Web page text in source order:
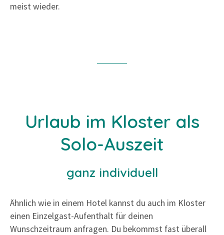
meist wieder.
Urlaub im Kloster als
Solo-Auszeit
ganz individuell
Ähnlich wie in einem Hotel kannst du auch im Kloster
einen Einzelgast-Aufenthalt für deinen
Wunschzeitraum anfragen. Du bekommst fast überall